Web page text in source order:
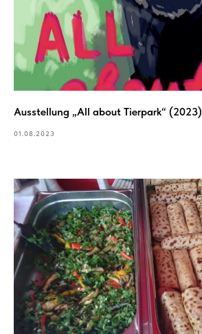
Ausstellung „All about Tierpark“ (2023)
01.08.2023